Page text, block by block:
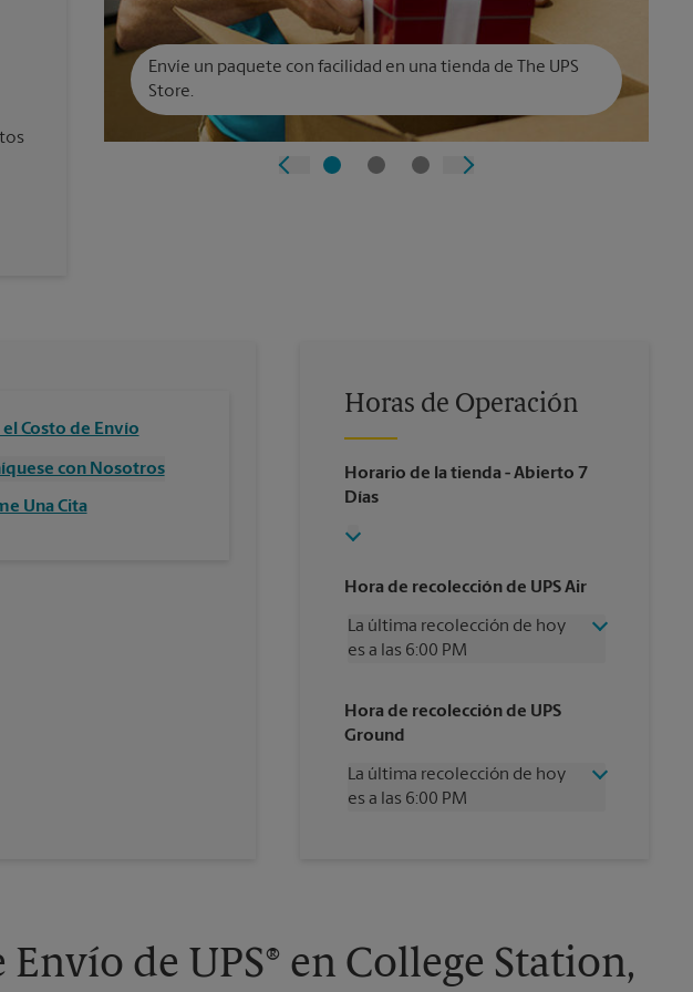
Envíe un paquete con facilidad en una tienda de The UPS
Store.
Costo de Envío
con Nosotros
Una Cita
Horas de Operación
Horario de la tienda - Abierto 7
Días
Hora de recolección de UPS Air
La última recolección de hoy
es a las 6:00 PM
Jueves
6:00 PM
Viernes
Sábado
2:00 PM
Domingo
Sin Recolección
Hora de recolección de UPS
Ground
La última recolección de hoy
es a las 6:00 PM
Domingo
Sin Recolección
Lunes
6:00 PM
Envío de UPS® en College Station,